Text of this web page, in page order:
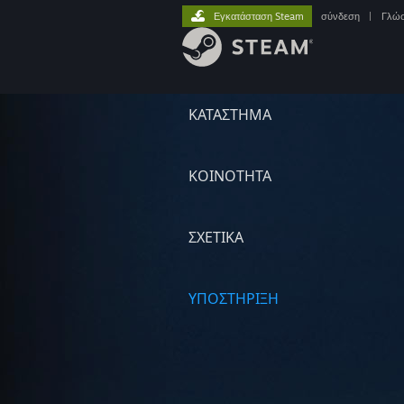
ΚΑΤΑΣΤΗΜΑ
ΚΟΙΝΟΤΗΤΑ
ΣΧΕΤΙΚΆ
ΥΠΟΣΤΗΡΙΞΗ
Εγκατάσταση Steam σύνδεση